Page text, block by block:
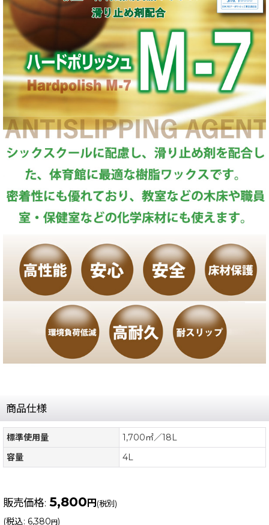
商品仕様
標準使用量
1,700㎡／18L
容量
4L
販売価格: 5,800円(税別)
(税込: 6,380円)